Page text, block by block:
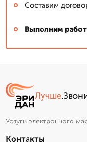
Составим
Выполним
Лучше
Услуги электронного
Контакты